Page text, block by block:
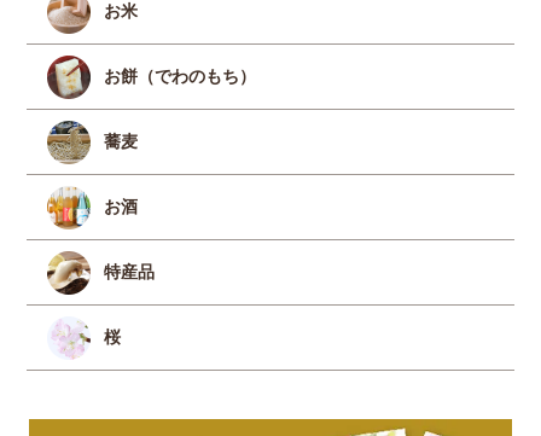
お米
お餅（でわのもち）
蕎麦
お酒
特産品
桜